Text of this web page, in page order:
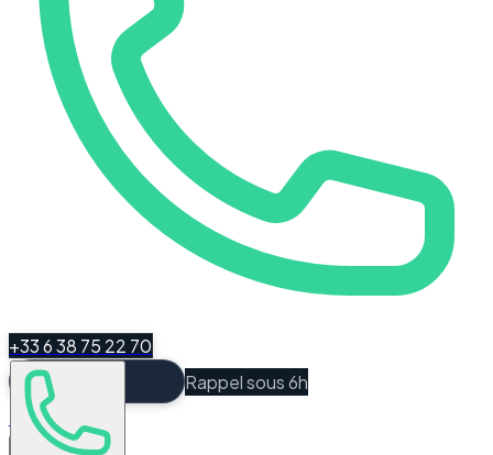
+33 6 38 75 22 70
Rappel sous 6h
Espace Client